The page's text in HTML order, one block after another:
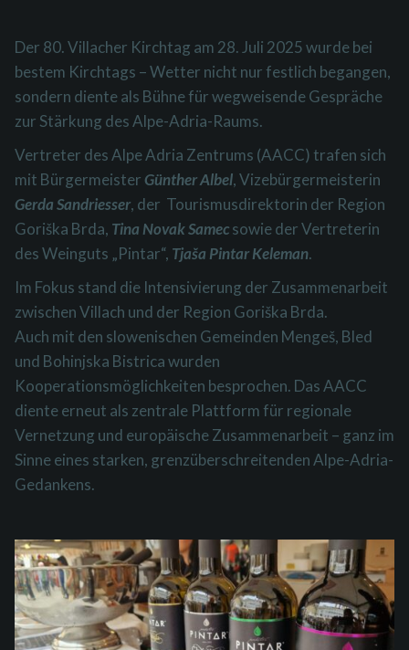
Der 80. Villacher Kirchtag am 28. Juli 2025 wurde bei
bestem Kirchtags – Wetter nicht nur festlich begangen,
sondern diente als Bühne für wegweisende Gespräche
zur Stärkung des Alpe-Adria-Raums.
Vertreter des Alpe Adria Zentrums (AACC) trafen sich
mit Bürgermeister Günther Albel, Vizebürgermeisterin
Gerda Sandriesser, der Tourismusdirektorin der Region
Goriška Brda, Tina Novak Samecsowie der Vertreterin
des Weinguts „Pintar“, Tjaša Pintar Keleman.
Im Fokus stand die Intensivierung der Zusammenarbeit
zwischen Villach und der Region Goriška Brda.
Auch mit den slowenischen Gemeinden Mengeš, Bled
und Bohinjska Bistrica wurden
Kooperationsmöglichkeiten besprochen. Das AACC
diente erneut als zentrale Plattform für regionale
Vernetzung und europäische Zusammenarbeit – ganz im
Sinne eines starken, grenzüberschreitenden Alpe-Adria-
Gedankens.